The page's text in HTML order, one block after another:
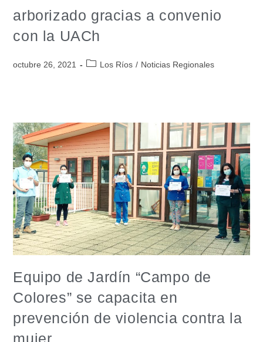
arborizado gracias a convenio
con la UACh
octubre 26, 2021 Los Ríos / Noticias Regionales
Equipo de Jardín “Campo de
Colores” se capacita en
prevención de violencia contra la
mujer